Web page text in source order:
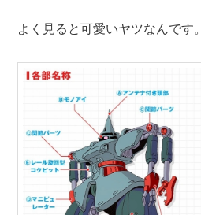
よく見ると可愛いヤツなんです。